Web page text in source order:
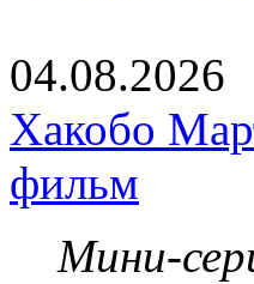
04.08.2026
Хакобо
фильм
Мини-